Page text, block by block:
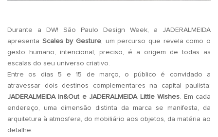
Durante a DW! São Paulo Design Week, a JADERALMEIDA
apresenta Scales by Gesture , um percurso que revela como o
gesto humano, intencional, preciso, é a origem de todas as
escalas do seu universo criativo.
Entre os dias 5 e 15 de março, o público é convidado a
atravessar dois destinos complementares na capital paulista:
JADERALMEIDA In&Out e JADERALMEIDA Little Wishes . Em cada
endereço, uma dimensão distinta da marca se manifesta, da
arquitetura à atmosfera, do mobiliário aos objetos, da matéria ao
detalhe.